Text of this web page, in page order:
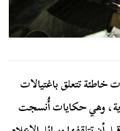
خاطئة تتعلق باغتيالات
وهي حكايات أُنسجت